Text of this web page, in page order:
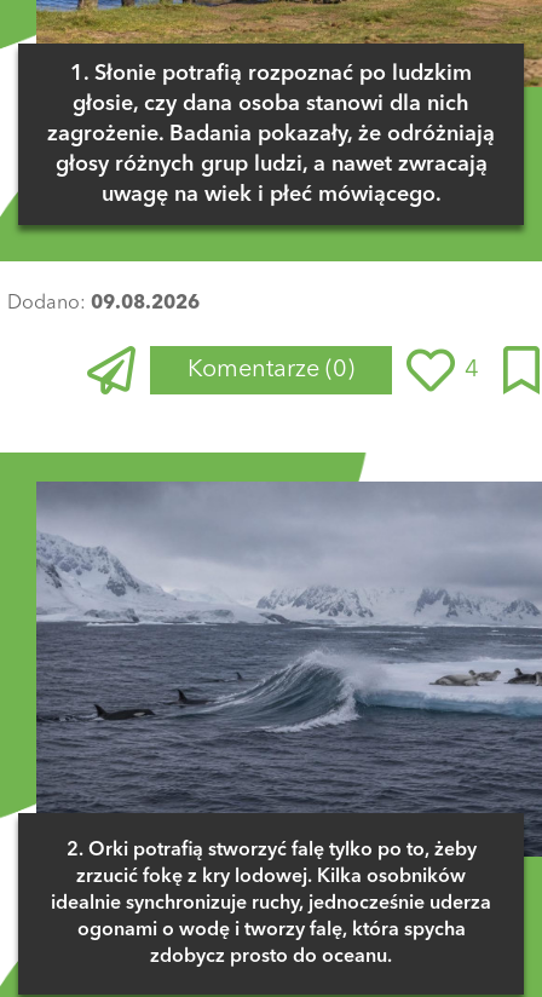
1. Słonie potrafią rozpoznać po ludzkim
głosie, czy dana osoba stanowi dla nich
zagrożenie. Badania pokazały, że odróżniają
głosy różnych grup ludzi, a nawet zwracają
uwagę na wiek i płeć mówiącego.
Dodano: 09.08.2026
Komentarze (0) 4
2. Orki potrafią stworzyć falę tylko po to, żeby
zrzucić fokę z kry lodowej. Kilka osobników
idealnie synchronizuje ruchy, jednocześnie uderza
ogonami o wodę i tworzy falę, która spycha
zdobycz prosto do oceanu.